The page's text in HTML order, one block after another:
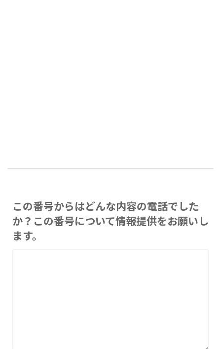
この番号からはどんな内容の電話でした
か？この番号について情報提供をお願いし
ます。